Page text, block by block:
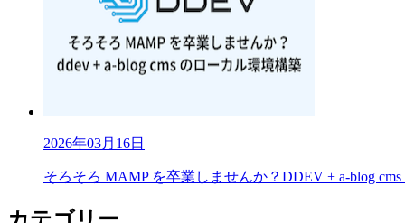
2026年03月16日
そろそろ MAMP を卒業しませんか？DDEV + a-blog